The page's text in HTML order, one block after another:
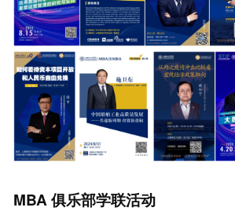
MBA俱乐部学联活动